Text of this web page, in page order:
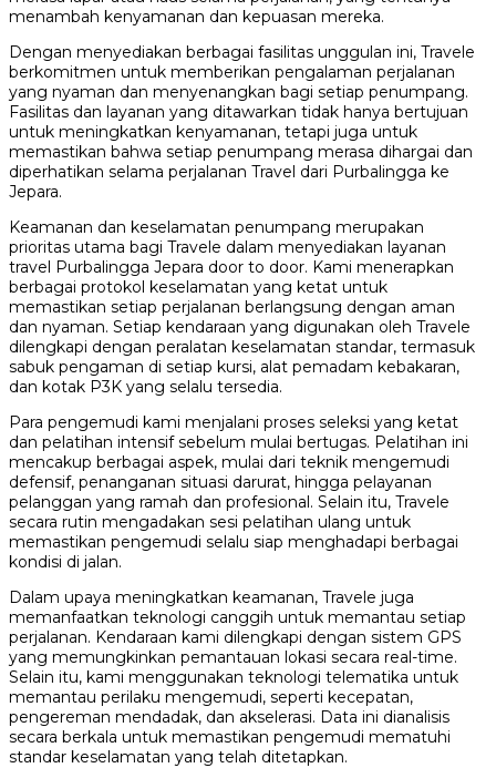
menambah kenyamanan dan kepuasan mereka.
Dengan menyediakan berbagai fasilitas unggulan ini, Travele
berkomitmen untuk memberikan pengalaman perjalanan
yang nyaman dan menyenangkan bagi setiap penumpang.
Fasilitas dan layanan yang ditawarkan tidak hanya bertujuan
untuk meningkatkan kenyamanan, tetapi juga untuk
memastikan bahwa setiap penumpang merasa dihargai dan
diperhatikan selama perjalanan Travel dari Purbalingga ke
Jepara.
Keamanan dan keselamatan penumpang merupakan
prioritas utama bagi Travele dalam menyediakan layanan
travel Purbalingga Jepara door to door. Kami menerapkan
berbagai protokol keselamatan yang ketat untuk
memastikan setiap perjalanan berlangsung dengan aman
dan nyaman. Setiap kendaraan yang digunakan oleh Travele
dilengkapi dengan peralatan keselamatan standar, termasuk
sabuk pengaman di setiap kursi, alat pemadam kebakaran,
dan kotak P3K yang selalu tersedia.
Para pengemudi kami menjalani proses seleksi yang ketat
dan pelatihan intensif sebelum mulai bertugas. Pelatihan ini
mencakup berbagai aspek, mulai dari teknik mengemudi
defensif, penanganan situasi darurat, hingga pelayanan
pelanggan yang ramah dan profesional. Selain itu, Travele
secara rutin mengadakan sesi pelatihan ulang untuk
memastikan pengemudi selalu siap menghadapi berbagai
kondisi di jalan.
Dalam upaya meningkatkan keamanan, Travele juga
memanfaatkan teknologi canggih untuk memantau setiap
perjalanan. Kendaraan kami dilengkapi dengan sistem GPS
yang memungkinkan pemantauan lokasi secara real-time.
Selain itu, kami menggunakan teknologi telematika untuk
memantau perilaku mengemudi, seperti kecepatan,
pengereman mendadak, dan akselerasi. Data ini dianalisis
secara berkala untuk memastikan pengemudi mematuhi
standar keselamatan yang telah ditetapkan.